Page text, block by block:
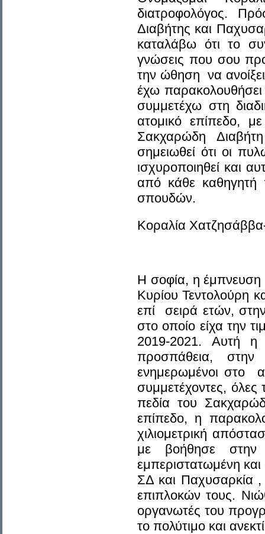
διατροφολόγος.
Διαβήτης και
καταλάβω ότι το
γνώσεις που σου
την ώθηση να
έχω παρακολουθήσει
συμμετέχω στη
ατομικό επίπεδο,
Σακχαρώδη
σημειωθεί ότι οι
ισχυροποιηθεί και
από κάθε καθηγητή
σπουδών.
Κοραλία
Η σοφία, η έμπνευση
Κυρίου Τεντολούρη
επί σειρά ετών,
στο οποίο είχα την
2019-2021. Αυτή η
προσπάθεια, στην
ενημερωμένοι στο
συμμετέχοντες, όλες
πεδία του
επίπεδο, η
χιλιομετρική
με βοήθησε στην
εμπεριστατωμένη
ΣΔ και Παχυσαρκία
επιπλοκών τους.
οργανωτές του
το πολύτιμο και